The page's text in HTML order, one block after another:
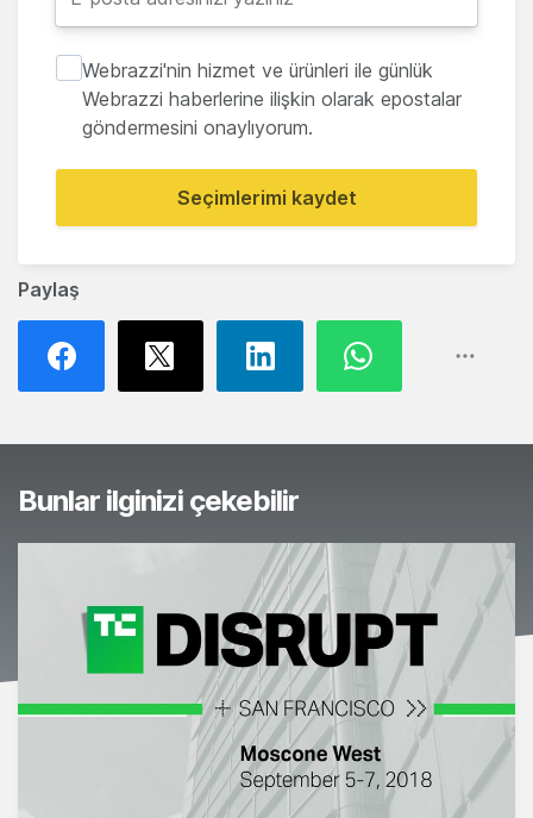
Paylaş
Webrazzi'nin hizmet ve ürünleri ile günlük
Webrazzi haberlerine ilişkin olarak epostalar
göndermesini onaylıyorum.
Seçimlerimi kaydet
Bunlar ilginizi çekebilir